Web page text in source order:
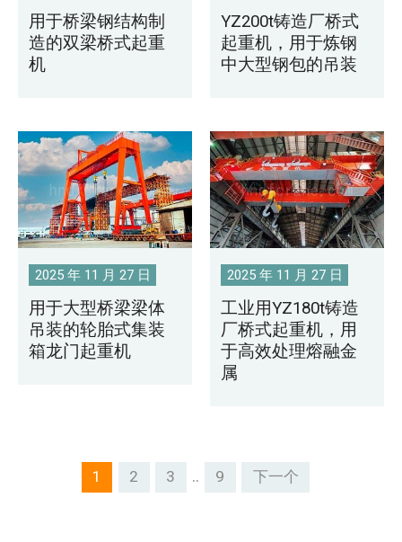
用于桥梁钢结构制
造的双梁桥式起重
机
YZ200t铸造厂桥式
起重机，用于炼钢
中大型钢包的吊装
2025 年 11 月 27 日
用于大型桥梁梁体
吊装的轮胎式集装
箱龙门起重机
2025 年 11 月 27 日
工业用YZ180t铸造
厂桥式起重机，用
于高效处理熔融金
属
1 2 3 .. 9 下一个